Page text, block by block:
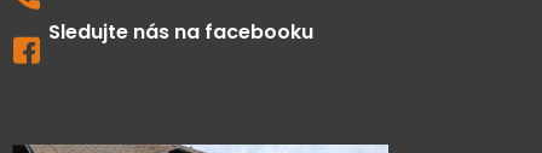
Sledujte nás na facebooku